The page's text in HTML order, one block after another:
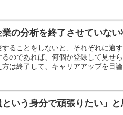
の分析を終了させていな
ることをしないと、それぞれに適
のであれば、何個か登録して見せ
は終了して、キャリアアップを目
という身分で頑張りたい」